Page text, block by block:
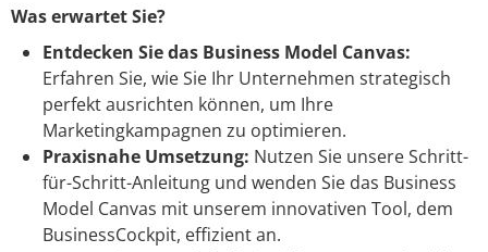
Was erwartet Sie?
Entdecken Sie das Business Model Canvas:
Erfahren Sie, wie Sie Ihr Unternehmen strategisch
perfekt ausrichten können, um Ihre
Marketingkampagnen zu optimieren.
Praxisnahe Umsetzung: Nutzen Sie unsere Schritt-
für-Schritt-Anleitung und wenden Sie das Business
Model Canvas mit unserem innovativen Tool, dem
BusinessCockpit, effizient an.